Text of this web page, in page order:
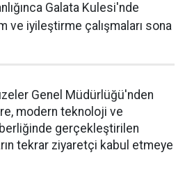
Galata Kulesi'nde
ve iyileştirme çalışmaları sona
Genel Müdürlüğü'nden
modern teknoloji ve
gerçekleştirilen
tekrar ziyaretçi kabul etmeye